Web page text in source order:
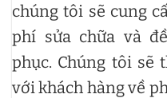
chúng tôi sẽ cung
phí sửa chữa và
phục. Chúng tôi sẽ
với khách hàng về